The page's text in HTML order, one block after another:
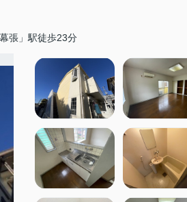
張」駅徒歩23分